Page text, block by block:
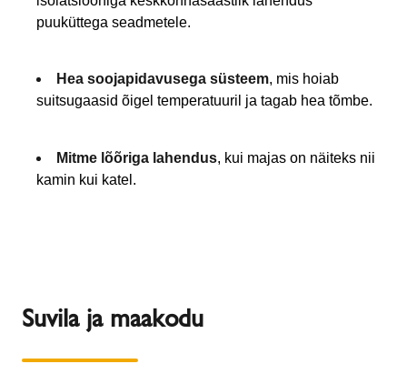
puuküttega seadmetele.
Hea soojapidavusega süsteem, mis hoiab
suitsugaasid õigel temperatuuril ja tagab hea tõmbe.
Mitme lõõriga lahendus, kui majas on näiteks nii
kamin kui katel.
Suvila ja maakodu